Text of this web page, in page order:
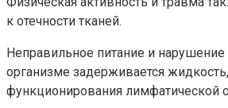
к отечности тканей.
Неправильное питание и
организме задерживается
функционирования лимфатической